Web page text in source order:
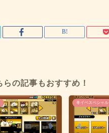
らの記事もおすすめ！
冬イベスペシャル